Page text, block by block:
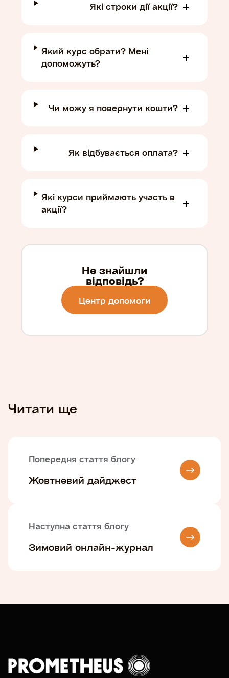
Які строки дії акції?
Який курс обрати? Мені
допоможуть?
Чи можу я повернути кошти?
Як відбувається оплата?
Які курси приймають участь в
акції?
Не знайшли
відповідь?
Центр допомоги
Читати ще
Попередня стаття блогу
Жовтневий дайджест
Наступна стаття блогу
Зимовий онлайн-журнал